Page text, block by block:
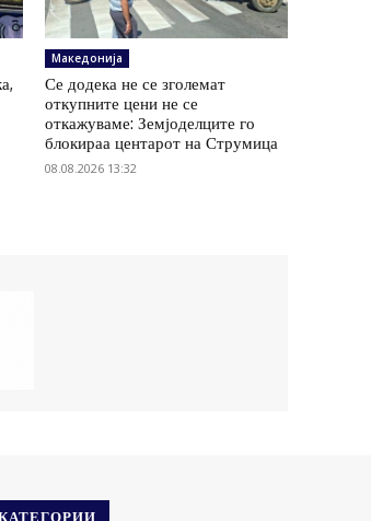
Македонија
Се додека не се зголемат
откупните цени не се
откажуваме: Земјоделците го
блокираа центарот на Струмица
08.08.2026 13:32